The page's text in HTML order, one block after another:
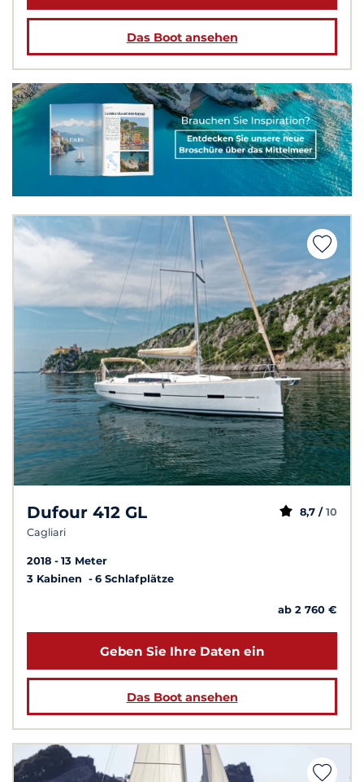
Das Boot ansehen
Dufour 412 GL
Cagliari
8,7 / 10
2018
13 Meter
3 Kabinen
6 Schlafplätze
ab 2 760 €
Geben Sie Ihre Daten ein
Das Boot ansehen